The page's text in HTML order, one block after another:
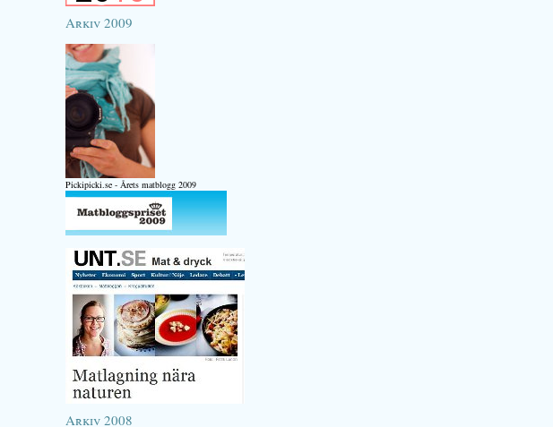
Arkiv 2009
Pickipicki.se - Årets matblogg 2009
Arkiv 2008